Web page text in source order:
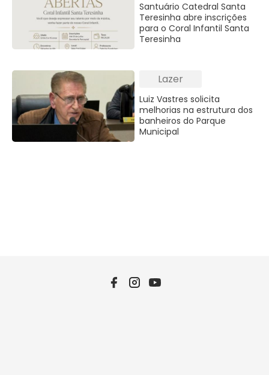
Santuário Catedral Santa
Teresinha abre inscrições
para o Coral Infantil Santa
Teresinha
Lazer
Luiz Vastres solicita
melhorias na estrutura dos
banheiros do Parque
Municipal